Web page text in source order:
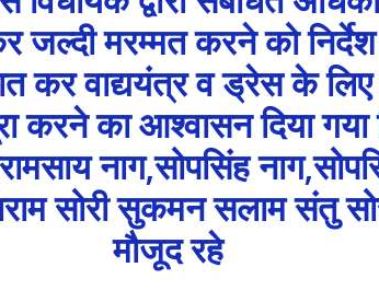
जल्दी मरम्मत करने को
कर वाद्ययंत्र व ड्रेस के लिए
करने का आश्वासन दिया
नाग,सोपसिंह
सोरी सुकमन सलाम संतु
मौजूद रहे